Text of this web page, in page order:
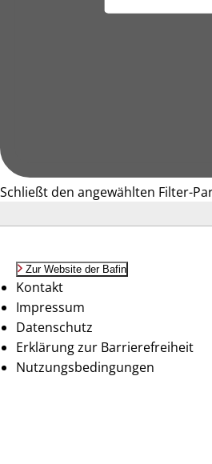
Schließt den angewählten Filter-
Zur Website der Bafin
Kontakt
Impressum
Datenschutz
Erklärung zur Barrierefreiheit
Nutzungsbedingungen